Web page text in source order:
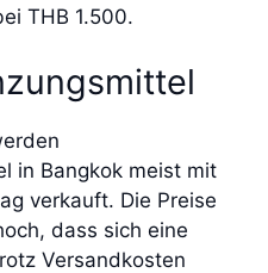
THB 1.500.
in Bangkok meist mit
verkauft. Die Preise
dass sich eine
Versandkosten